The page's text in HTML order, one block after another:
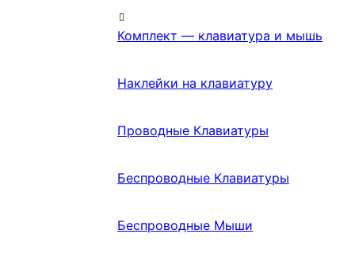
Комплект — клавиатура и мышь
Наклейки на клавиатуру
Проводные Клавиатуры
Беспроводные Клавиатуры
Беспроводные Мыши